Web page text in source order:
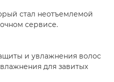
стал неотъемлемой
сервисе.
и увлажнения волос
для завитых